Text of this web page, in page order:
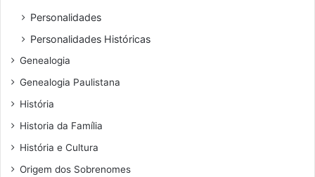
Personalidades
Personalidades Históricas
Genealogia
Genealogia Paulistana
História
Historia da Família
História e Cultura
Origem dos Sobrenomes